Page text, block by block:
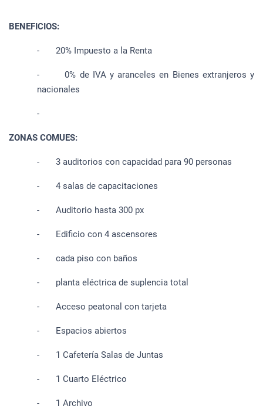
BENEFICIOS:
- 20% Impuesto a la Renta
- 0% de IVA y aranceles en Bienes extranjeros y
nacionales
-
ZONAS COMUES:
- 3 auditorios con capacidad para 90 personas
- 4 salas de capacitaciones
- Auditorio hasta 300 px
- Edificio con 4 ascensores
- cada piso con baños
- planta eléctrica de suplencia total
- Acceso peatonal con tarjeta
- Espacios abiertos
- 1 Cafetería Salas de Juntas
- 1 Cuarto Eléctrico
- 1 Archivo